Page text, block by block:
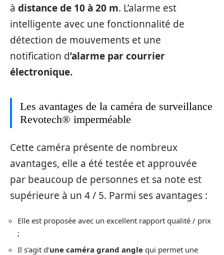
à distance de 10 à 20 m. L’alarme est
intelligente avec une fonctionnalité de
détection de mouvements et une
notification d’alarme par courrier
électronique.
Les avantages de la caméra de surveillance
Revotech® imperméable
Cette caméra présente de nombreux
avantages, elle a été testée et approuvée
par beaucoup de personnes et sa note est
supérieure à un 4 / 5. Parmi ses avantages :
Elle est proposée avec un excellent rapport qualité / prix
;
Il s’agit d’une caméra grand angle qui permet une